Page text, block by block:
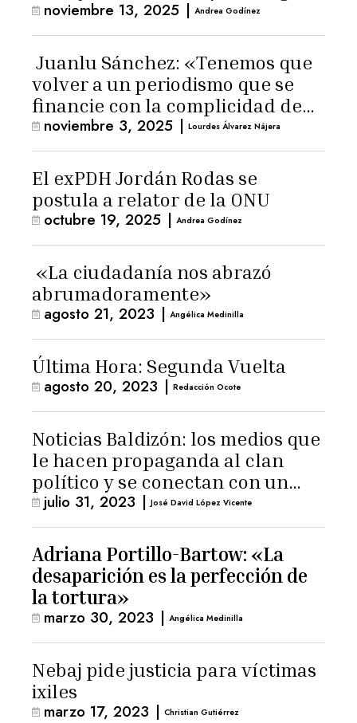
noviembre 13, 2025 | Andrea Godínez
Juanlu Sánchez: «Tenemos que
volver a un periodismo que se
financie con la complicidad de
los lectores»
noviembre 3, 2025 | Lourdes Álvarez Nájera
El exPDH Jordán Rodas se
postula a relator de la ONU
octubre 19, 2025 | Andrea Godínez
«La ciudadanía nos abrazó
abrumadoramente»
agosto 21, 2023 | Angélica Medinilla
Última Hora: Segunda Vuelta
agosto 20, 2023 | Redacción Ocote
Noticias Baldizón: los medios que
le hacen propaganda al clan
político y se conectan con un
hombre de confianza de
Giammattei
julio 31, 2023 | José David López Vicente
Adriana Portillo-Bartow: «La
desaparición es la perfección de
la tortura»
marzo 30, 2023 | Angélica Medinilla
Nebaj pide justicia para víctimas
ixiles
marzo 17, 2023 | Christian Gutiérrez